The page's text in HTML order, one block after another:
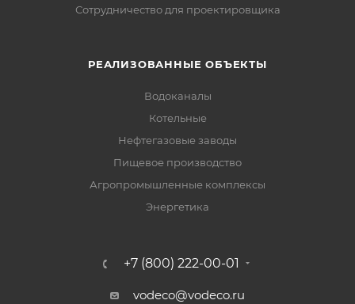
Сотрудничество для проектировщика
РЕАЛИЗОВАННЫЕ ОБЪЕКТЫ
Водоканалы
Котельные
Нефтегазовые заводы
Пищевое производство
Агропромышленные комплексы
Энергетика
+7 (800) 222-00-01
vodeco@vodeco.ru